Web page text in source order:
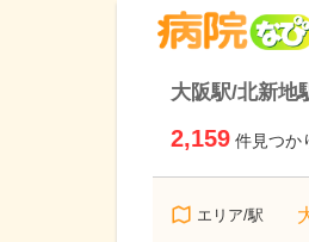
大阪駅/北新地
2,159 件見つか
エリア/駅